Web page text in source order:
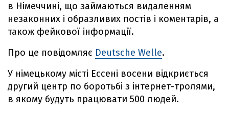
в Німеччині, що займаються видаленням
незаконних і образливих постів і коментарів, а
також фейкової інформації.
Про це повідомляє Deutsche Welle.
У німецькому місті Ессені восени відкриється
другий центр по боротьбі з інтернет-тролями,
в якому будуть працювати 500 людей.